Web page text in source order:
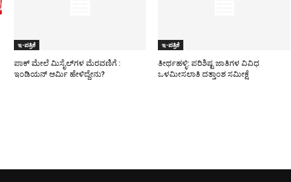
ಇ-ಪತ್ರಿಕೆ
ಪಾಕ್​ ಮೇಲೆ ಮಿಸೈಲ್​ಗಳ ಮೆರವಣಿಗೆ :
ಇಂಡಿಯನ್ ಆರ್ಮಿ ಹೇಳಿದ್ದೇನು?
ಇ-ಪತ್ರಿಕೆ
ತೀರ್ಥಹಳ್ಳಿ: ಪರಿಶಿಷ್ಟ ಜಾತಿಗಳ ವಿವಿಧ
ಒಳಮೀಸಲಾತಿ ದತ್ತಾಂಶ ಸಮೀಕ್ಷೆ